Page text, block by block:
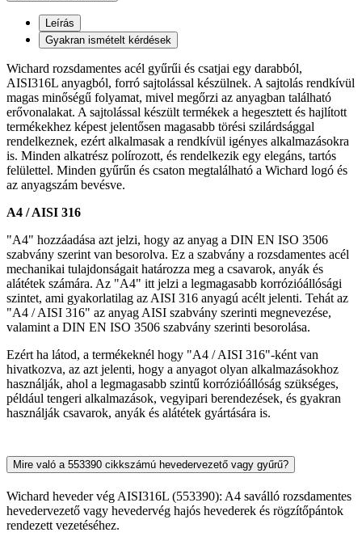
Leírás
Gyakran ismételt kérdések
Wichard rozsdamentes acél gyűrűi és csatjai egy darabból,
AISI316L anyagból, forró sajtolással készülnek. A sajtolás rendkívül
magas minőségű folyamat, mivel megőrzi az anyagban található
erővonalakat. A sajtolással készült termékek a hegesztett és hajlított
termékekhez képest jelentősen magasabb törési szilárdsággal
rendelkeznek, ezért alkalmasak a rendkívül igényes alkalmazásokra
is. Minden alkatrész polírozott, és rendelkezik egy elegáns, tartós
felülettel. Minden gyűrűn és csaton megtalálható a Wichard logó és
az anyagszám bevésve.
A4 / AISI 316
"A4" hozzáadása azt jelzi, hogy az anyag a DIN EN ISO 3506
szabvány szerint van besorolva. Ez a szabvány a rozsdamentes acél
mechanikai tulajdonságait határozza meg a csavarok, anyák és
alátétek számára. Az "A4" itt jelzi a legmagasabb korrózióállósági
szintet, ami gyakorlatilag az AISI 316 anyagú acélt jelenti. Tehát az
"A4 / AISI 316" az anyag AISI szabvány szerinti megnevezése,
valamint a DIN EN ISO 3506 szabvány szerinti besorolása.
Ezért ha látod, a termékeknél hogy "A4 / AISI 316"-ként van
hivatkozva, az azt jelenti, hogy a anyagot olyan alkalmazásokhoz
használják, ahol a legmagasabb szintű korrózióállóság szükséges,
például tengeri alkalmazások, vegyipari berendezések, és gyakran
használják csavarok, anyák és alátétek gyártására is.
Mire való a 553390 cikkszámú hevedervezető vagy gyűrű?
Wichard heveder vég AISI316L (553390): A4 saválló rozsdamentes
hevedervezető vagy hevedervég hajós hevederek és rögzítőpántok
rendezett vezetéséhez.